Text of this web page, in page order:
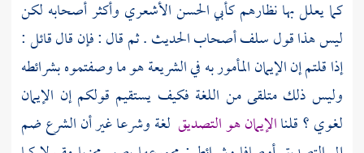
كما يعلل بها نظارهمكأبي الحسن الأشعري وأكثر أصحابه لكن
ليس هذا قول سلف أصحاب الحديث . ثم قال : فإن قال قائل :
إذا قلتم إن الإيمان المأمور به في الشريعة هو ما وصفتموه بشرائطه
وليس ذلك متلقى من اللغة فكيف يستقيم قولكم إن الإيمان
لغوي ؟ قلناالإيمان هو التصديق لغة وشرعا غير أن الشرع ضم